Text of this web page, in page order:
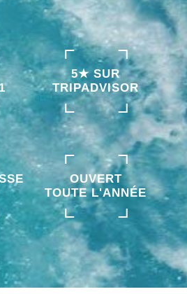
5★ SUR
TRIPADVISOR
OUVERT
TOUTE L'ANNÉE